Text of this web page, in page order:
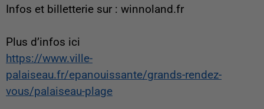
Infos et billetterie sur : winnoland.fr
Plus d’infos ici
https://www.ville-
palaiseau.fr/epanouissante/grands-rendez-
vous/palaiseau-plage